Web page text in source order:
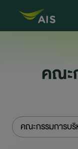
ผลการดำเนินงา
คณะ
คณะกรรมการบ